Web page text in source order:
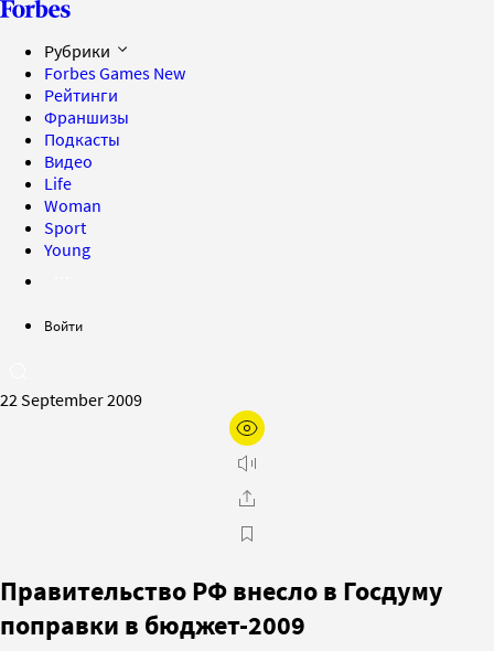
Рубрики
Forbes Games New
Рейтинги
Франшизы
Подкасты
Видео
Life
Woman
Sport
Young
Войти
22 September 2009
Правительство РФ внесло в Госдуму
поправки в бюджет-2009